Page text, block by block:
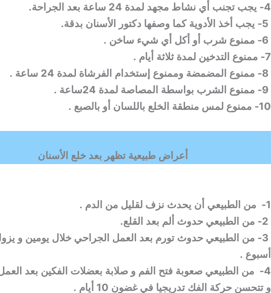
4- يجب تجنب أي نشاط مجهد لمدة 24 ساعة بعد الجراحة.
دكتور الأسنان بدقة.
6-
ممنوع شرب أو أكل أي شيء ساخن .
7- ممنوع التدخين لمدة ثلاثة أيام .
10- ممنوع لمس منطقة الخلع باللسان أو بالصبع .
أعراض طبيعية تظهر بعد خلع الأسنان
1- من الطبيعي أن يحدث نزف لقليل من الدم .
3- من الطبيعي حدوث تورم بعد العمل الجراحي خلال يومين و
أسبوع .
4- من الطبيعي صعوبة فتح الفم و صلابة بعضلات الفكين بعد
و تتحسن حركة الفك تدريجيا في غضون 10 أيام .